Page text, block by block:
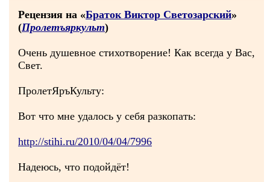
Рецензия на «Браток Виктор Светозарский»
(Пролетъяркульт)
Очень душевное стихотворение! Как всегда у Вас,
Свет.
ПролетЯръКульту:
Вот что мне удалось у себя разкопать:
http://stihi.ru/2010/04/04/7996
Надеюсь, что подойдёт!